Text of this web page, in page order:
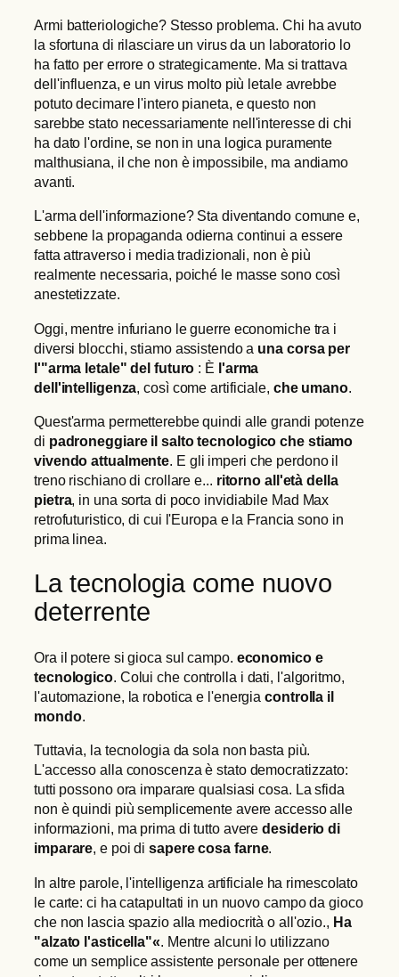
Armi batteriologiche? Stesso problema. Chi ha avuto
la sfortuna di rilasciare un virus da un laboratorio lo
ha fatto per errore o strategicamente. Ma si trattava
dell'influenza, e un virus molto più letale avrebbe
potuto decimare l'intero pianeta, e questo non
sarebbe stato necessariamente nell'interesse di chi
ha dato l'ordine, se non in una logica puramente
malthusiana, il che non è impossibile, ma andiamo
avanti.
L'arma dell'informazione? Sta diventando comune e,
sebbene la propaganda odierna continui a essere
fatta attraverso i media tradizionali, non è più
realmente necessaria, poiché le masse sono così
anestetizzate.
Oggi, mentre infuriano le guerre economiche tra i
diversi blocchi, stiamo assistendo a una corsa per
l'"arma letale" del futuro : È l'arma
dell'intelligenza , così come artificiale, che umano.
Quest'arma permetterebbe quindi alle grandi potenze
di padroneggiare il salto tecnologico che stiamo
vivendo attualmente. E gli imperi che perdono il
treno rischiano di crollare e... ritorno all'età della
pietra, in una sorta di poco invidiabile Mad Max
retrofuturistico, di cui l'Europa e la Francia sono in
prima linea.
La tecnologia come nuovo
deterrente
Ora il potere si gioca sul campo. economico e
tecnologico. Colui che controlla i dati, l'algoritmo,
l'automazione, la robotica e l'energiacontrolla il
mondo.
Tuttavia, la tecnologia da sola non basta più.
L'accesso alla conoscenza è stato democratizzato:
tutti possono ora imparare qualsiasi cosa. La sfida
non è quindi più semplicemente avere accesso alle
informazioni, ma prima di tutto averedesiderio di
imparare, e poi disapere cosa farne.
In altre parole, l'intelligenza artificiale ha rimescolato
le carte: ci ha catapultati in un nuovo campo da gioco
che non lascia spazio alla mediocrità o all'ozio., Ha
"alzato l'asticella"«. Mentre alcuni lo utilizzano
come un semplice assistente personale per ottenere